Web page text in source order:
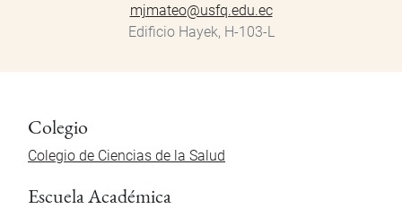
mjmateo@usfq.edu.ec
Edificio Hayek, H-103-L
Colegio
Colegio de Ciencias de la Salud
Escuela Académica